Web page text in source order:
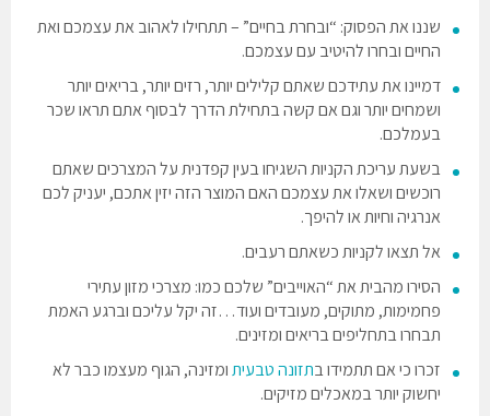
שננו את הפסוק: “ובחרת בחיים” – תתחילו לאהוב את עצמכם ואת
החיים ובחרו להיטיב עם עצמכם.
דמיינו את עתידכם שאתם קלילים יותר, רזים יותר, בריאים יותר
ושמחים יותר וגם אם קשה בתחילת הדרך לבסוף אתם תראו שכר
בעמלכם.
בשעת עריכת הקניות השגיחו בעין קפדנית על המצרכים שאתם
רוכשים ושאלו את עצמכם האם המוצר הזה יזין אתכם, יעניק לכם
אנרגיה וחיות או להיפך.
אל תצאו לקניות כשאתם רעבים.
הסירו מהבית את “האוייבים” שלכם כמו: מצרכי מזון עתירי
פחמימות, מתוקים, מעובדים ועוד…זה יקל עליכם וברגע האמת
תבחרו בתחליפים בריאים ומזינים.
זכרו כי אם תתמידו בתזונה טבעיתומזינה, הגוף מעצמו כבר לא
יחשוק יותר במאכלים מזיקים.